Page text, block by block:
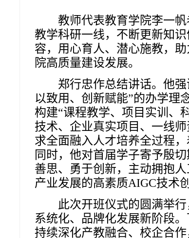
教师代表教育学院李一
教学科研一线，不断更新知
容，用心育人、潜心施教，
院高质量建设发展。
郑行忠作总结讲话。他
以致用、创新赋能”的办学理
构建“课程教学、项目实训、
技术、企业真实项目、一线
求全面融入人才培养全过程
同时，他对首届学子寄予殷
善思、勇于创新，主动拥抱
产业发展的高素质AIGC技术
此次开班仪式的圆满举
系统化、品牌化发展新阶段
持续深化产教融合、校企合